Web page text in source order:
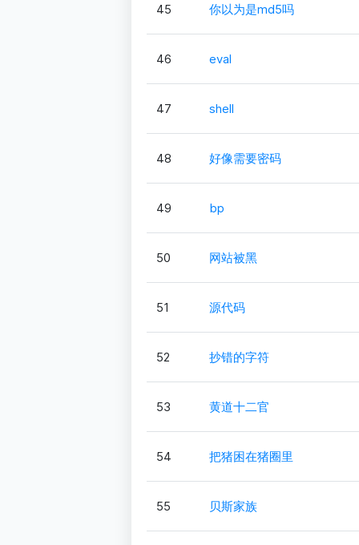
45 你以为是md5吗
46 eval
47 shell
48 好像需要密码
49 bp
50 网站被黑
51 源代码
52 抄错的字符
53 黄道十二官
54 把猪困在猪圈里
55 贝斯家族